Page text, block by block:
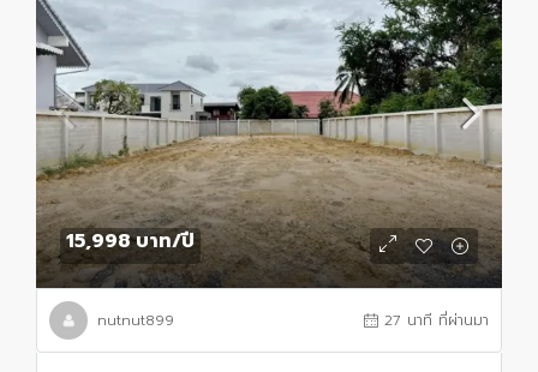
15,998 บาท/ปี
nutnut899 27 นาที ที่ผ่านมา